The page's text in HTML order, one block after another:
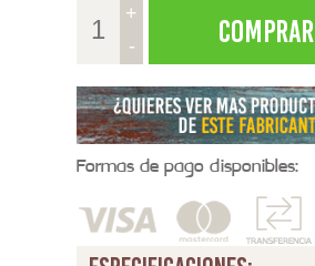
+
-
Comprar
Formas de pago disponibles: